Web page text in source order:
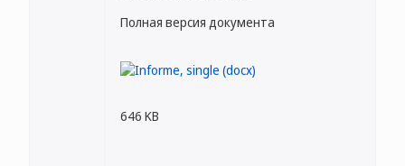
Полная версия документа
646 KB